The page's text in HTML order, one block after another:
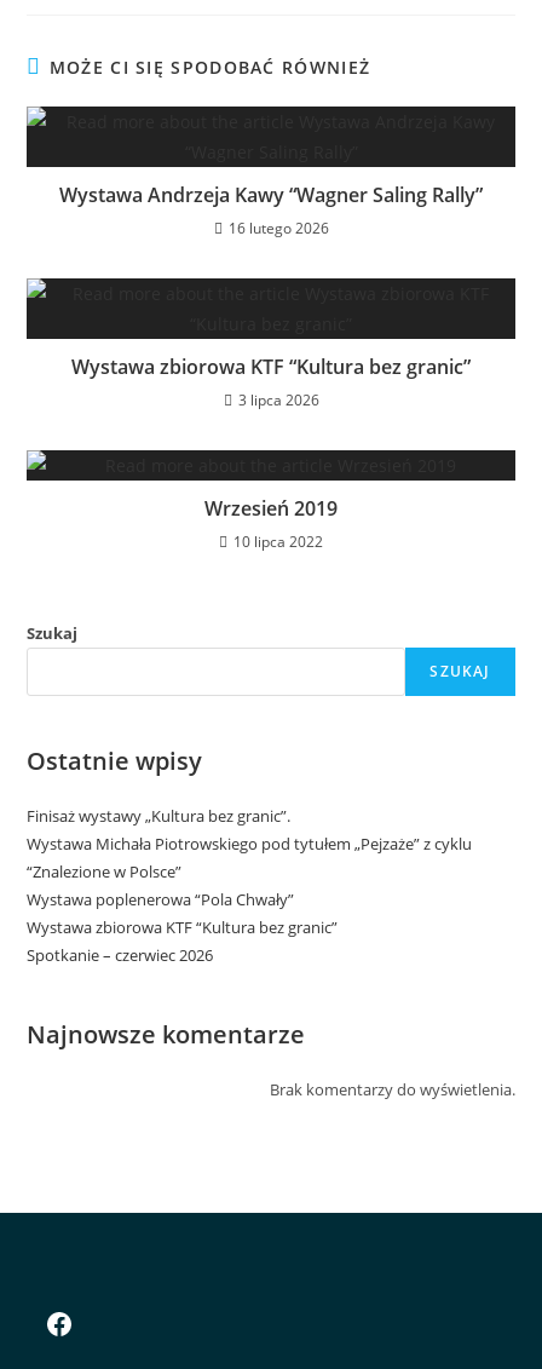
MOŻE CI SIĘ SPODOBAĆ RÓWNIEŻ
Wystawa Andrzeja Kawy “Wagner Saling Rally”
16 lutego 2026
Wystawa zbiorowa KTF “Kultura bez granic”
3 lipca 2026
Wrzesień 2019
10 lipca 2022
Szukaj
SZUKAJ
Ostatnie wpisy
Finisaż wystawy „Kultura bez granic”.
Wystawa Michała Piotrowskiego pod tytułem „Pejzaże” z cyklu
“Znalezione w Polsce”
Wystawa poplenerowa “Pola Chwały”
Wystawa zbiorowa KTF “Kultura bez granic”
Spotkanie – czerwiec 2026
Najnowsze komentarze
Brak komentarzy do wyświetlenia.